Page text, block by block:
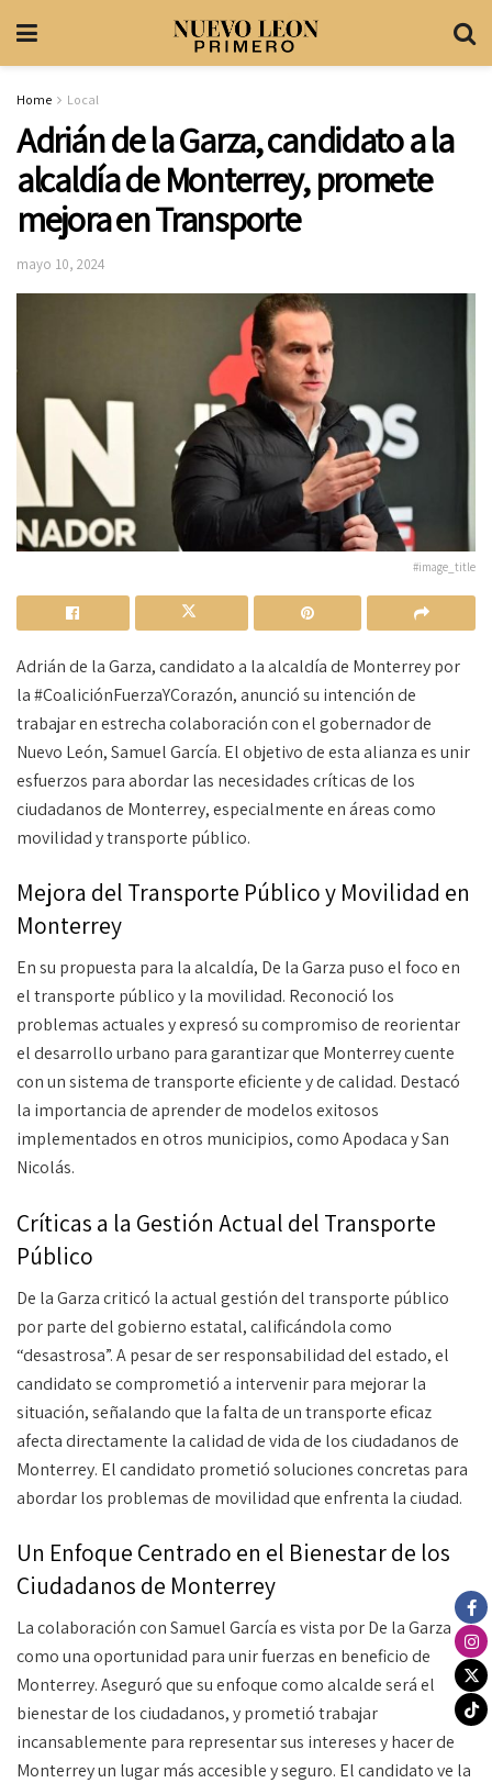
Home Local
Adrián de la Garza, candidato a la
alcaldía de Monterrey, promete
mejora en Transporte
mayo 10, 2024
#image_title
Adrián de la Garza, candidato a la alcaldía de Monterrey por
la #CoaliciónFuerzaYCorazón, anunció su intención de
trabajar en estrecha colaboración con el gobernador de
Nuevo León, Samuel García. El objetivo de esta alianza es unir
esfuerzos para abordar las necesidades críticas de los
ciudadanos de Monterrey, especialmente en áreas como
movilidad y transporte público.
Mejora del Transporte Público y Movilidad en
Monterrey
En su propuesta para la alcaldía, De la Garza puso el foco en
el transporte público y la movilidad. Reconoció los
problemas actuales y expresó su compromiso de reorientar
el desarrollo urbano para garantizar que Monterrey cuente
con un sistema de transporte eficiente y de calidad. Destacó
la importancia de aprender de modelos exitosos
implementados en otros municipios, como Apodaca y San
Nicolás.
Críticas a la Gestión Actual del Transporte
Público
De la Garza criticó la actual gestión del transporte público
por parte del gobierno estatal, calificándola como
“desastrosa”. A pesar de ser responsabilidad del estado, el
candidato se comprometió a intervenir para mejorar la
situación, señalando que la falta de un transporte eficaz
afecta directamente la calidad de vida de los ciudadanos de
Monterrey. El candidato prometió soluciones concretas para
abordar los problemas de movilidad que enfrenta la ciudad.
Un Enfoque Centrado en el Bienestar de los
Ciudadanos de Monterrey
La colaboración con Samuel García es vista por De la Garza
como una oportunidad para unir fuerzas en beneficio de
Monterrey. Aseguró que su enfoque como alcalde será el
bienestar de los ciudadanos, y prometió trabajar
incansablemente para representar sus intereses y hacer de
Monterrey un lugar más accesible y seguro. El candidato ve la